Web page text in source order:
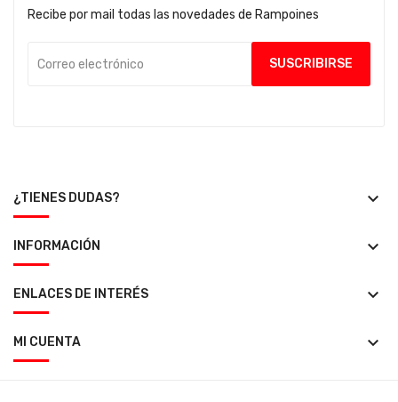
Recibe por mail todas las novedades de Rampoines
¿TIENES DUDAS? keyboard_arrow_down
INFORMACIÓN keyboard_arrow_down
ENLACES DE INTERÉS keyboard_arrow_down
MI CUENTA keyboard_arrow_down